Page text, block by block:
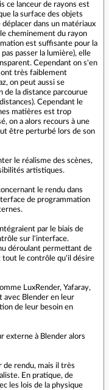
ce lanceur de rayons est
la surface des objets
dans un matériaux
cheminement du rayon
est suffisante pour la
passer la lumière), elle
Cependant on s'en
très faiblement
on peut aussi se
la distance parcourue
Cependant le
matières est trop
on a alors recours à une
être perturbé lors de son
le réalisme des scènes,
artistiques.
le rendu dans
de programmation
par le biais de
sur l'interface.
déroulant permettant de
tout le contrôle qu'il désire
LuxRender, Yafaray,
avec Blender en leur
de leur besoin en
externe à Blender alors
de rendu, mais il très
En pratique, de
les lois de la physique